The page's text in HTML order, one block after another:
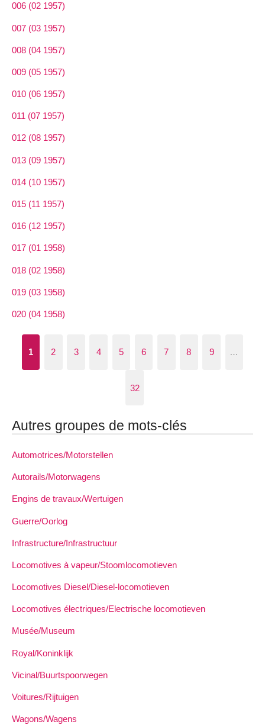
006 (02 1957)
007 (03 1957)
008 (04 1957)
009 (05 1957)
010 (06 1957)
011 (07 1957)
012 (08 1957)
013 (09 1957)
014 (10 1957)
015 (11 1957)
016 (12 1957)
017 (01 1958)
018 (02 1958)
019 (03 1958)
020 (04 1958)
1 2 3 4 5 6 7 8 9 …
32
Autres groupes de mots-clés
Automotrices/Motorstellen
Autorails/Motorwagens
Engins de travaux/Wertuigen
Guerre/Oorlog
Infrastructure/Infrastructuur
Locomotives à vapeur/Stoomlocomotieven
Locomotives Diesel/Diesel-locomotieven
Locomotives électriques/Electrische locomotieven
Musée/Museum
Royal/Koninklijk
Vicinal/Buurtspoorwegen
Voitures/Rijtuigen
Wagons/Wagens